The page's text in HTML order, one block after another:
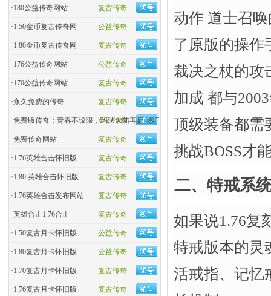
复古传奇
·180公益传奇网站
公益传奇
·1.50金币复古传奇网
复古传奇
·1.80金币复古传奇网
公益传奇
·176公益传奇网站
复古传奇
·170公益传奇网站
复古传奇
·永久免费的传奇
金币传奇
·免费版传奇：青春不设限，玛法大陆再启“零门槛”热血
复古传奇
·免费传奇网站
复古传奇
·1.76英雄合击怀旧版
复古传奇
·1.80 英雄合击怀旧版
复古传奇
·1.76英雄合击发布网站
复古传奇
·英雄合击1.76合击
公益传奇
·1.50复古月卡怀旧版
公益传奇
·1.80复古月卡怀旧版
复古传奇
·1.70复古月卡怀旧版
复古传奇
·1.76复古月卡怀旧版
动作 道士召
了原版的操作
裁决之杖的攻
加成 都与
顶级装备都需
挑战BOSS才
二、特戒系
如果说1.76复
特戒版本的灵
活戒指、记忆